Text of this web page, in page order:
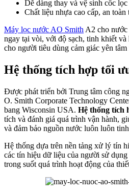
Dễ dàng thay và vệ sinh cốc
Chất liệu nhựa cao cấp, an toàn
Máy lọc nước AO Smith A2 cho nước
ngay tại vòi, với độ sạch, tinh khiết
cho người tiêu dùng cảm giác yên tâm
Hệ thống tích hợp tối
Được phát triển bởi Trung tâm công
O. Smith Corporate Technology
bang Wisconsin USA. Hệ thống tích
tích và đánh giá quá trình vận hành,
và đảm bảo nguồn nước luôn luôn
Hệ thống dựa trên nền tảng xử lý tín
các tín hiệu dữ liệu của người sử
trong suốt quá trình hoạt động của